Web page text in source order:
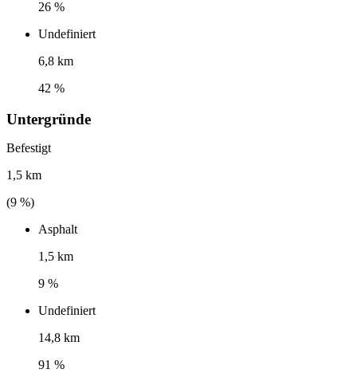
26 %
Undefiniert
6,8 km
42 %
Untergründe
Befestigt
1,5 km
(9 %)
Asphalt
1,5 km
9 %
Undefiniert
14,8 km
91 %